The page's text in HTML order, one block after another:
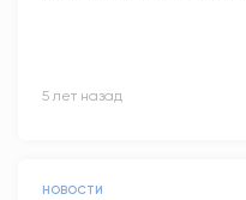
5 лет назад
НОВОСТИ